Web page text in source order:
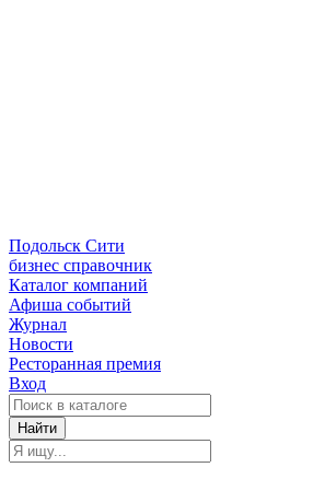
Подольск Сити
бизнес справочник
Каталог компаний
Афиша событий
Журнал
Новости
Ресторанная премия
Вход
Найти